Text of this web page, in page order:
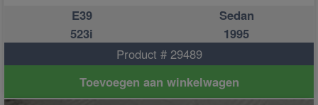
E39
Sedan
523i
1995
Product # 29489
Toevoegen aan winkelwagen